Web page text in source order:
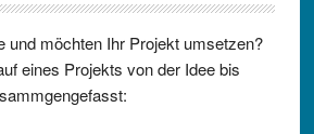
und möchten Ihr Projekt umsetzen?
eines Projekts von der Idee bis